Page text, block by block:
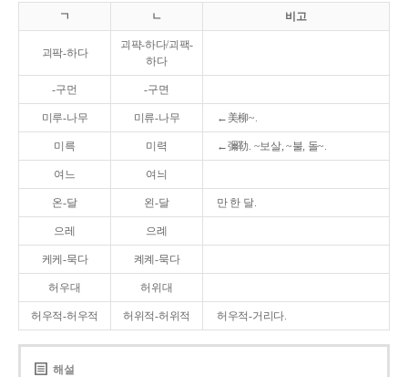
ㄱ ㄴ 비고
괴팍-하다
괴퍅-하다/괴팩-
하다
-구먼 -구면
미루-나무 미류-나무 ←美柳~.
미륵 미력 ←彌勒. ~보살, ~불, 돌~.
여느 여늬
온-달 왼-달 만 한 달.
으레 으례
케케-묵다 켸켸-묵다
허우대 허위대
허우적-허우적 허위적-허위적 허우적-거리다.
해설